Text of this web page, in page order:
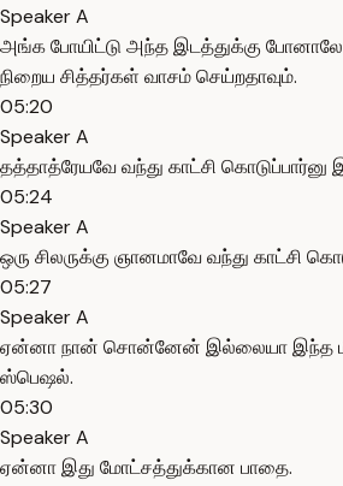
Speaker A
அங்க போயிட்டு அந்த இடத்துக்கு
நிறைய சித்தர்கள் வாசம் செய்றதாவும்.
05:20
Speaker A
தத்தாத்ரேயவே வந்து காட்சி கொடுப்பார்னு
05:24
Speaker A
ஒரு சிலருக்கு ஞானமாவே வந்து காட்சி
05:27
Speaker A
ஏன்னா நான் சொன்னேன் இல்லையா இந்த
ஸ்பெஷல்.
05:30
Speaker A
ஏன்னா இது மோட்சத்துக்கான பாதை.